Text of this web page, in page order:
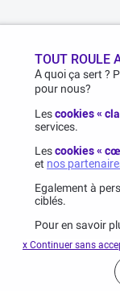
TOUT ROULE
A quoi ça sert ?
pour nous?
Lescookies «
services.
Lescookies «
et nos
Egalement à
ciblés.
Pour en savoir
x Continuer sans